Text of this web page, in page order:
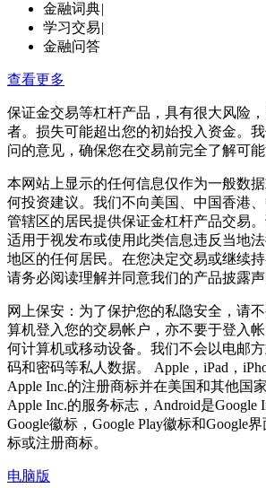
金融词典|
学习交易|
金融问答
查看更多
保证金交易等杠杆产品，具有很大风险
者。损失可能超出您的初始投入资金。
问的意见，确保您在交易前完全了解可能
本网站上显示的任何信息仅作为一般数
何投资建议。我们不向美国、中国香港
管辖区的居民提供保证金杠杆产品交易
适用于视发布或使用此类信息违反当地
地区的任何居民。在您决定交易或继续
请务必阅读理解并同意我们的产品披露声
网上保安：为了保护您的私隐安全，请
算机登入您的交易帐户，亦不要于登入
何计算机或移动设备。我们不会以电邮
码和密码等私人数据。 Apple，iPad，
Apple Inc.的注册商标并在美国和其他国
Apple Inc.的服务标志，Android是Google
Google徽标，Google Play徽标和Google
标或注册商标。
电脑版